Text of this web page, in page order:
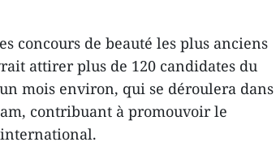
concours de beauté les plus anciens
attirer plus de 120 candidates du
mois environ, qui se déroulera dans
contribuant à promouvoir le